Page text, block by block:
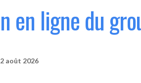
en ligne du
août 2026